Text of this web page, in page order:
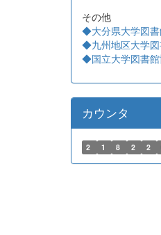
その他
◆大分県大学図書
◆九州地区大学図
◆国立大学図書館
カウンタ
2 1 8 2 2